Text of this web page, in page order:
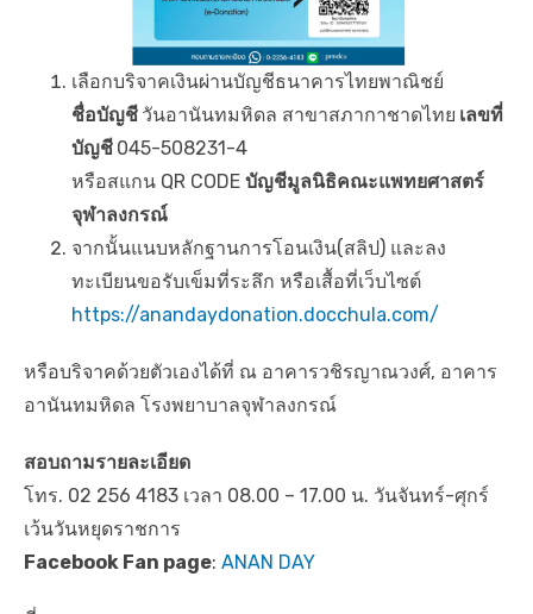
เลือกบริจาคเงินผ่านบัญชีธนาคารไทยพาณิชย์
ชื่อบัญชี วันอานันทมหิดล สาขาสภากาชาดไทย เลขที่
บัญชี 045-508231-4
หรือสแกน QR CODE บัญชีมูลนิธิคณะแพทยศาสตร์
จุฬาลงกรณ์
จากนั้นแนบหลักฐานการโอนเงิน(สลิป) และลง
ทะเบียนขอรับเข็มที่ระลึก หรือเสื้อที่เว็บไซต์
https://anandaydonation.docchula.com/
หรือบริจาคด้วยตัวเองได้ที่ ณ อาคารวชิรญาณวงศ์, อาคาร
อานันทมหิดล โรงพยาบาลจุฬาลงกรณ์
สอบถามรายละเอียด
โทร. 02 256 4183 เวลา 08.00 – 17.00 น. วันจันทร์-ศุกร์
เว้นวันหยุดราชการ
Facebook Fan page: ANAN DAY